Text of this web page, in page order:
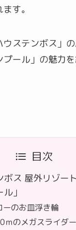
す。
ステンボス」
プール」の魅力
目次
ボス 屋外リゾー
」
ーのお皿浮き輪
ｍのメガスライダ